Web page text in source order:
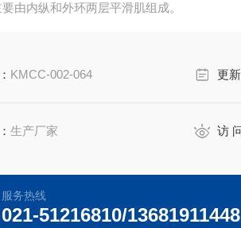
由内纵和外环两层平滑肌组成。
KMCC-002-064 更
生产厂家 访
服务热线
021-51216810/13681911448